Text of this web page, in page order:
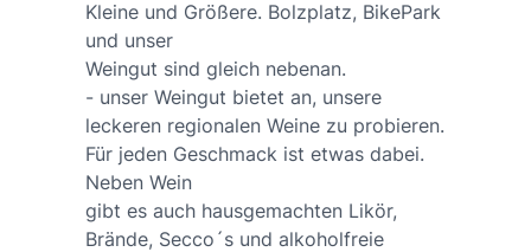
Kleine und Größere. Bolzplatz, BikePark
und unser
Weingut sind gleich nebenan.
- unser Weingut bietet an, unsere
leckeren regionalen Weine zu probieren.
Für jeden Geschmack ist etwas dabei.
Neben Wein
gibt es auch hausgemachten Likör,
Brände, Secco´s und alkoholfreie